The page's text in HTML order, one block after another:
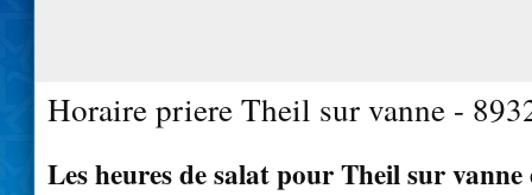
Horaire priere Theil sur vanne -
Les heures de salat pour Theil sur vanne